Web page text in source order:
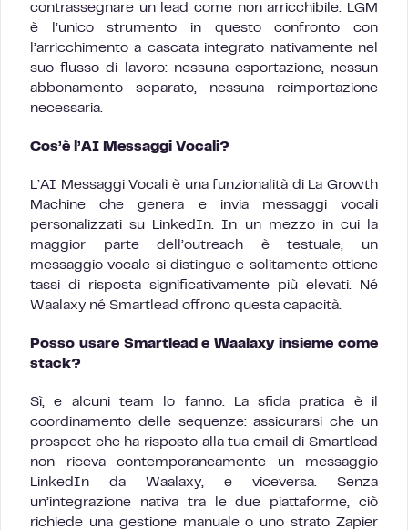
contrassegnare un lead come non arricchibile. LGM
è l’unico strumento in questo confronto con
l’arricchimento a cascata integrato nativamente nel
suo flusso di lavoro: nessuna esportazione, nessun
abbonamento separato, nessuna reimportazione
necessaria.
Cos’è l’AI Messaggi Vocali?
L’AI Messaggi Vocali è una funzionalità di La Growth
Machine che genera e invia messaggi vocali
personalizzati su LinkedIn. In un mezzo in cui la
maggior parte dell’outreach è testuale, un
messaggio vocale si distingue e solitamente ottiene
tassi di risposta significativamente più elevati. Né
Waalaxy né Smartlead offrono questa capacità.
Posso usare Smartlead e Waalaxy insieme come
stack?
Sì, e alcuni team lo fanno. La sfida pratica è il
coordinamento delle sequenze: assicurarsi che un
prospect che ha risposto alla tua email di Smartlead
non riceva contemporaneamente un messaggio
LinkedIn da Waalaxy, e viceversa. Senza
un’integrazione nativa tra le due piattaforme, ciò
richiede una gestione manuale o uno strato Zapier